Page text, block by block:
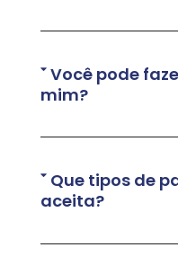
Você pode
mim?
Que tipos de
aceita?